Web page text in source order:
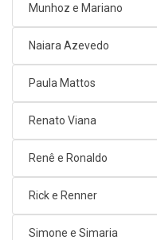
Munhoz e Mariano
Naiara Azevedo
Paula Mattos
Renato Viana
Renê e Ronaldo
Rick e Renner
Simone e Simaria